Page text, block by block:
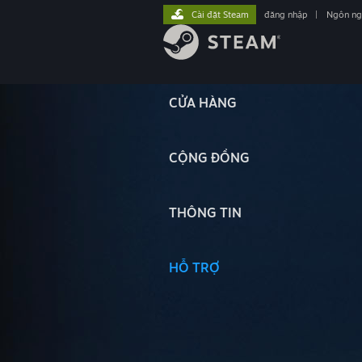
CỬA HÀNG
CỘNG ĐỒNG
THÔNG TIN
HỖ TRỢ
Cài đặt Steam đăng nhập Ngôn